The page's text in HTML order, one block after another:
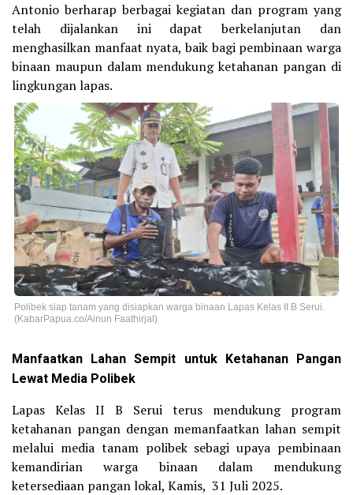
Antonio berharap berbagai kegiatan dan program yang
telah dijalankan ini dapat berkelanjutan dan
menghasilkan manfaat nyata, baik bagi pembinaan warga
binaan maupun dalam mendukung ketahanan pangan di
lingkungan lapas.
Polibek siap tanam yang disiapkan warga binaan Lapas Kelas II B Serui.
(KabarPapua.co/Ainun Faathirjal)
Manfaatkan Lahan Sempit untuk Ketahanan Pangan
Lewat Media Polibek
Lapas Kelas II B Serui terus mendukung program
ketahanan pangan dengan memanfaatkan lahan sempit
melalui media tanam polibek sebagi upaya pembinaan
kemandirian warga binaan dalam mendukung
ketersediaan pangan lokal, Kamis, 31 Juli 2025.